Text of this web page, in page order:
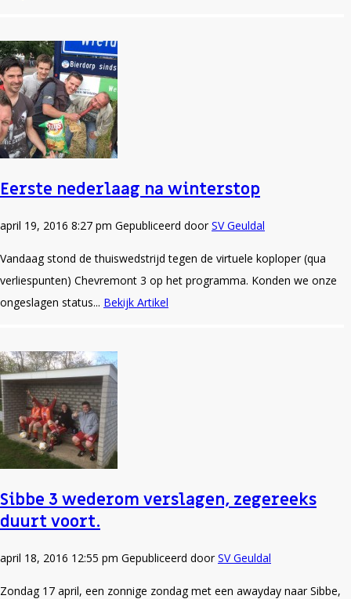
Eerste nederlaag na winterstop
april 19, 2016 8:27 pm Gepubliceerd doorSV Geuldal
Vandaag stond de thuiswedstrijd tegen de virtuele koploper (qua
verliespunten) Chevremont 3 op het programma. Konden we onze
ongeslagen status... Bekijk Artikel
Sibbe 3 wederom verslagen, zegereeks
duurt voort.
april 18, 2016 12:55 pm Gepubliceerd doorSV Geuldal
Zondag 17 april, een zonnige zondag met een awayday naar Sibbe,